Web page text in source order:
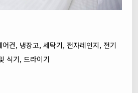
컨, 냉장고, 세탁기, 전자레인지, 전기
식기, 드라이기